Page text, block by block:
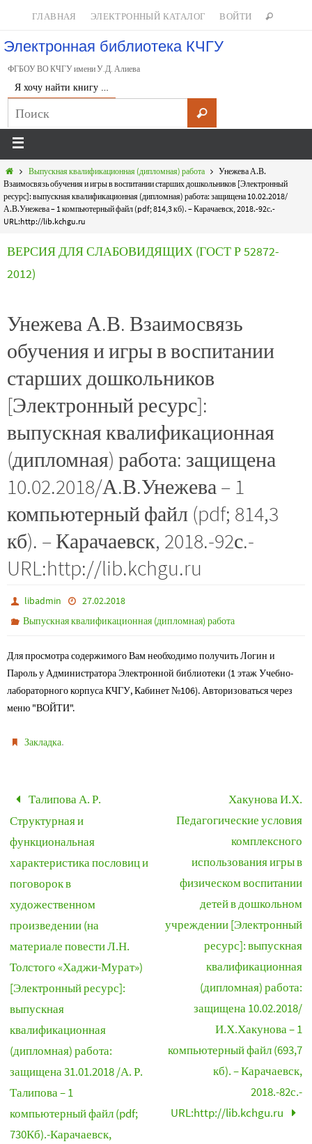
ГЛАВНАЯ ЭЛЕКТРОННЫЙ КАТАЛОГ ВОЙТИ
Электронная библиотека КЧГУ
ФГБОУ ВО КЧГУ имени У.Д. Алиева
Я хочу найти книгу …
Выпускная квалификационная (дипломная) работа
Унежева А.В.
Взаимосвязь обучения и игры в воспитании старших дошкольников [Электронный
ресурс]: выпускная квалификационная (дипломная) работа: защищена 10.02.2018/
А.В.Унежева – 1 компьютерный файл (pdf; 814,3 кб). – Карачаевск, 2018.-92с.-
URL:http://lib.kchgu.ru
ВЕРСИЯ ДЛЯ СЛАБОВИДЯЩИХ (ГОСТ Р 52872-
2012)
Унежева А.В. Взаимосвязь
обучения и игры в воспитании
старших дошкольников
[Электронный ресурс]:
выпускная квалификационная
(дипломная) работа: защищена
10.02.2018/А.В.Унежева – 1
компьютерный файл (pdf; 814,3
кб). – Карачаевск, 2018.-92с.-
URL:http://lib.kchgu.ru
libadmin
27.02.2018
Выпускная квалификационная (дипломная) работа
Для просмотра содержимого Вам необходимо получить Логин и
Пароль у Администратора Электронной библиотеки (1 этаж Учебно-
лабораторного корпуса КЧГУ, Кабинет №106). Авторизоваться через
меню "ВОЙТИ".
Закладка.
Талипова А. Р.
Структурная и
функциональная
характеристика пословиц и
поговорок в
художественном
произведении (на
материале повести Л.Н.
Толстого «Хаджи-Мурат»)
[Электронный ресурс]:
выпускная
квалификационная
(дипломная) работа:
защищена 31.01.2018 /А. Р.
Талипова – 1
компьютерный файл (pdf;
730Кб).-Карачаевск,
Хакунова И.Х.
Педагогические условия
комплексного
использования игры в
физическом воспитании
детей в дошкольном
учреждении [Электронный
ресурс]: выпускная
квалификационная
(дипломная) работа:
защищена 10.02.2018/
И.Х.Хакунова – 1
компьютерный файл (693,7
кб). – Карачаевск,
2018.-82с.-
URL:http://lib.kchgu.ru